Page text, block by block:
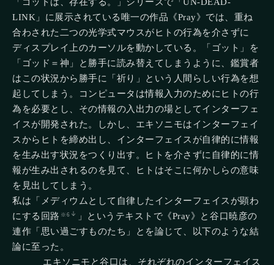
「ゴットは、存在する。」シリーズで「UN-DEAD-
LINK」に展示されている唯一の作品《Pray》では、重ね
合わされた二つの光学式マウスがヒトの行為を介さずに
ディスプレイ上のカーソルを動かしている。「ゴット」を
「ゴッド＝神」と勝手に読み替えてしまうように、鑑賞者
はこの状況から勝手に「祈り」という人間らしい行為を想
起してしまう。コンピュータは情報入力のためにヒトの行
為を必要とし、その情報の入出力の場としてインターフェ
イスが開発された。しかし、エキソニモはインターフェイ
スからヒトを締め出し、インターフェイスが自律的に情報
を生み出す状況をつくり出す。ヒトを介さずに自律的に情
報が生み出されるのを見て、ヒトはそこに何かしらの意味
を見出してしまう。
私は「メディウムとして自律したインターフェイスが顕わ
にする回路 ※6
」というテキストで《Pray》と谷口暁彦の
連作「思い過ごすものたち」とを論じて、以下のような結
論に至った。
エキソニモと谷口は、それぞれのインターフェイス